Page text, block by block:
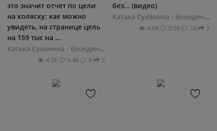
это значит отчет по цели
на коляску: как можно
увидеть, на странице цель
на 159 тыс на ...
Катька Сухинина - блондинка на колесах
4.7К 0.4К 9 2
без... (видео)
Катька Сухинина - блондинка на колесах
4.6К 0.5К 10 2